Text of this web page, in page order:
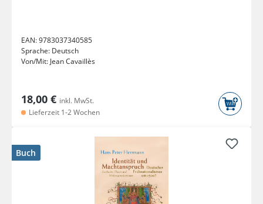
EAN:9783037340585
Sprache: Deutsch
Von/Mit: Jean Cavaillès
18,00 € inkl. MwSt.
Lieferzeit 1-2 Wochen
Buch